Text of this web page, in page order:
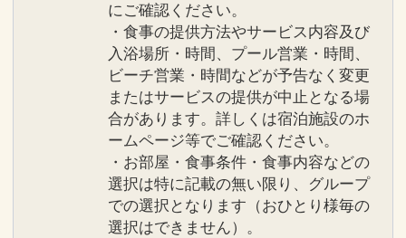
にご確認ください。
・食事の提供方法やサービス内容及び
入浴場所・時間、プール営業・時間、
ビーチ営業・時間などが予告なく変更
またはサービスの提供が中止となる場
合があります。詳しくは宿泊施設のホ
ームページ等でご確認ください。
・お部屋・食事条件・食事内容などの
選択は特に記載の無い限り、グループ
での選択となります（おひとり様毎の
選択はできません）。